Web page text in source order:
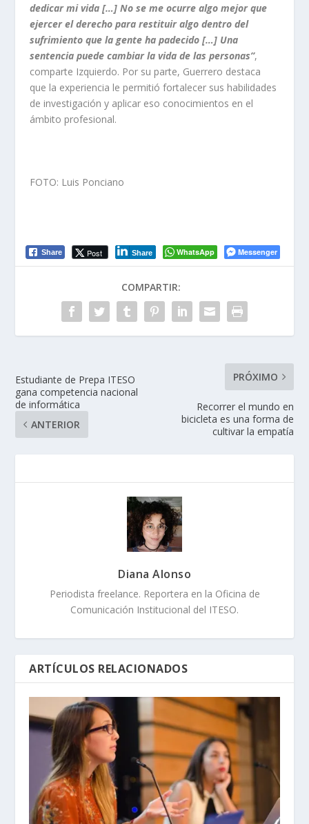
dedicar mi vida […] No se me ocurre algo mejor que
ejercer el derecho para restituir algo dentro del
sufrimiento que la gente ha padecido […] Una
sentencia puede cambiar la vida de las personas”,
comparte Izquierdo. Por su parte, Guerrero destaca
que la experiencia le permitió fortalecer sus habilidades
de investigación y aplicar eso conocimientos en el
ámbito profesional.
FOTO: Luis Ponciano
Share Post Share WhatsApp Messenger
COMPARTIR:
Estudiante de Prepa ITESO
gana competencia nacional
de informática
ANTERIOR
PRÓXIMO
Recorrer el mundo en
bicicleta es una forma de
cultivar la empatía
Diana Alonso
Periodista freelance. Reportera en la Oficina de
Comunicación Institucional del ITESO.
ARTÍCULOS RELACIONADOS